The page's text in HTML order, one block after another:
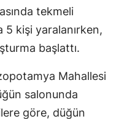
tekmeli
5 kişi yaralanırken,
başlattı.
Mahallesi
salonunda
göre, düğün